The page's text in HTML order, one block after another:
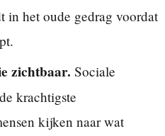
in het oude gedrag voordat
zichtbaar. Sociale
krachtigste
kijken naar wat